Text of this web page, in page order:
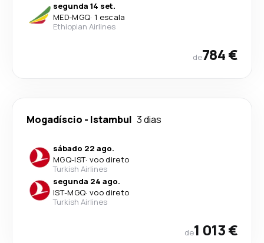
segunda 14 set.
MED-MGQ· 1 escala
Ethiopian Airlines
de784 €
Mogadíscio - Istambul 3 dias
sábado 22 ago.
MGQ-IST· voo direto
Turkish Airlines
segunda 24 ago.
IST-MGQ· voo direto
Turkish Airlines
de1 013 €